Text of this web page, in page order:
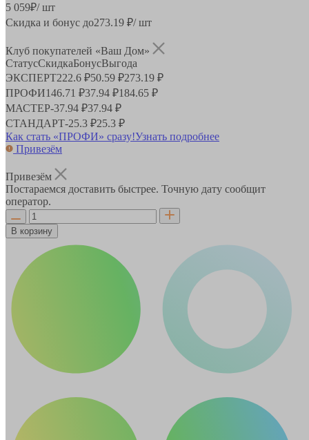
5 059₽/ шт
Скидка и бонус до273.19 ₽/ шт
Клуб покупателей «Ваш Дом»
СтатусСкидкаБонусВыгода
ЭКСПЕРТ222.6 ₽50.59 ₽273.19 ₽
ПРОФИ146.71 ₽37.94 ₽184.65 ₽
МАСТЕР-37.94 ₽37.94 ₽
СТАНДАРТ-25.3 ₽25.3 ₽
Как стать «ПРОФИ» сразу!Узнать подробнее
Привезём
Привезём
Постараемся доставить быстрее. Точную дату сообщит
оператор.
В корзину